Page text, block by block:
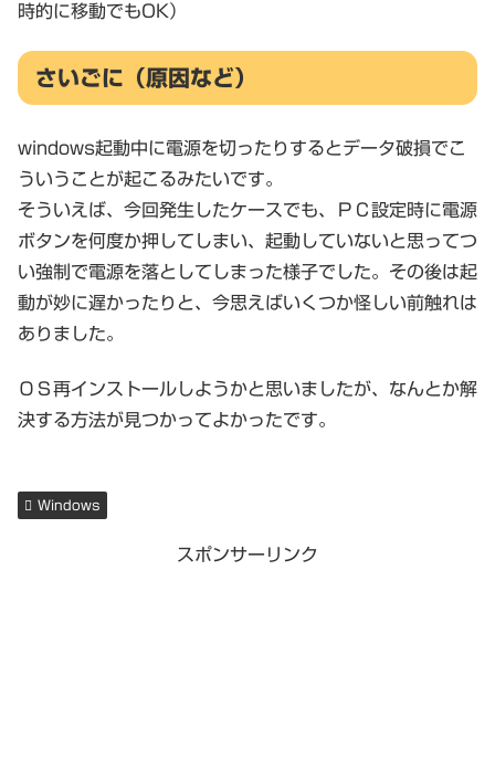
時的に移動でもOK）
さいごに（原因など）
windows起動中に電源を切ったりするとデータ破損でこ
ういうことが起こるみたいです。
そういえば、今回発生したケースでも、ＰＣ設定時に電源
ボタンを何度か押してしまい、起動していないと思ってつ
い強制で電源を落としてしまった様子でした。その後は起
動が妙に遅かったりと、今思えばいくつか怪しい前触れは
ありました。
ＯＳ再インストールしようかと思いましたが、なんとか解
決する方法が見つかってよかったです。
Windows
スポンサーリンク